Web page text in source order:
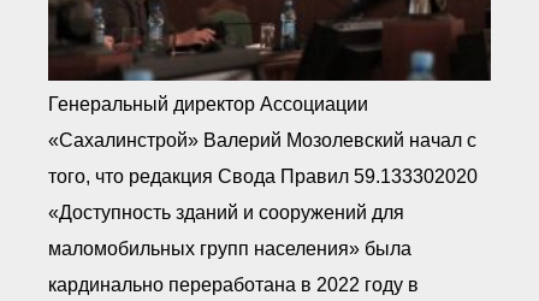
Генеральный директор Ассоциации
«Сахалинстрой» Валерий Мозолевский начал с
того, что редакция Свода Правил 59.133302020
«Доступность зданий и сооружений для
маломобильных групп населения» была
кардинально переработана в 2022 году в